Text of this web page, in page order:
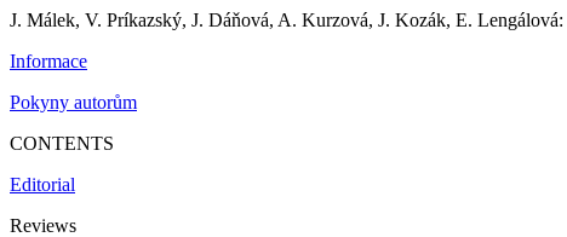
J. Málek, V. Príkazský, J. Dáňová, A. Kurzová, J. Kozák, E. Lengálová:
Informace
Pokyny autorům
CONTENTS
Editorial
Reviews